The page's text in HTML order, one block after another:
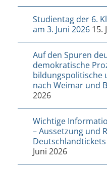
Studientag der 6.
am 3. Juni 2026 15.
Auf den Spuren
demokratische
bildungspolitische
nach Weimar und
2026
Wichtige
– Aussetzung und
Juni 2026